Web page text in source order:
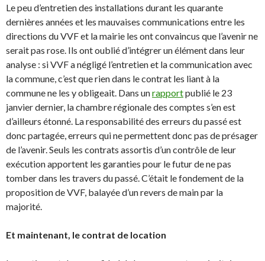
Le peu d’entretien des installations durant les quarante
dernières années et les mauvaises communications entre les
directions du VVF et la mairie les ont convaincus que l’avenir ne
serait pas rose. Ils ont oublié d’intégrer un élément dans leur
analyse : si VVF a négligé l’entretien et la communication avec
la commune, c’est que rien dans le contrat les liant à la
commune ne les y obligeait. Dans unrapportpublié le 23
janvier dernier, la chambre régionale des comptes s’en est
d’ailleurs étonné. La responsabilité des erreurs du passé est
donc partagée, erreurs qui ne permettent donc pas de présager
de l’avenir. Seuls les contrats assortis d’un contrôle de leur
exécution apportent les garanties pour le futur de ne pas
tomber dans les travers du passé. C’était le fondement de la
proposition de VVF, balayée d’un revers de main par la
majorité.
Et maintenant, le contrat de location